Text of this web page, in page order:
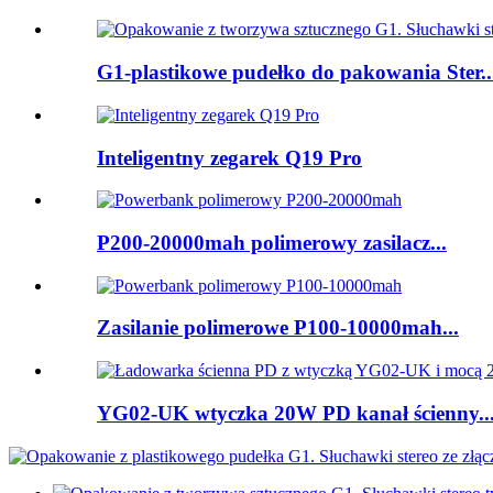
G1-plastikowe pudełko do pakowania
Inteligentny zegarek Q19 Pro
P200-20000mah polimerowy zasilacz...
Zasilanie polimerowe P100-10000mah...
YG02-UK wtyczka 20W PD kanał